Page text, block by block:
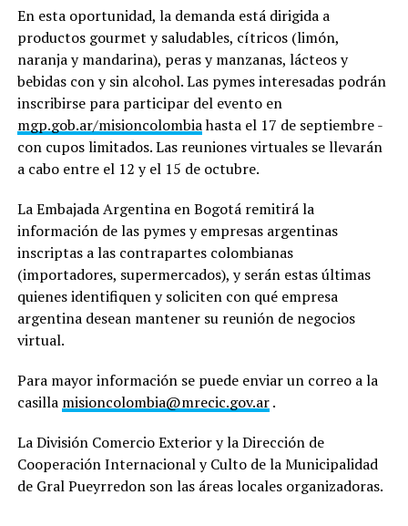
En esta oportunidad, la demanda está dirigida a
productos gourmet y saludables, cítricos (limón,
naranja y mandarina), peras y manzanas, lácteos y
bebidas con y sin alcohol. Las pymes interesadas podrán
inscribirse para participar del evento en
mgp.gob.ar/misioncolombiahasta el 17 de septiembre -
con cupos limitados. Las reuniones virtuales se llevarán
a cabo entre el 12 y el 15 de octubre.
La Embajada Argentina en Bogotá remitirá la
información de las pymes y empresas argentinas
inscriptas a las contrapartes colombianas
(importadores, supermercados), y serán estas últimas
quienes identifiquen y soliciten con qué empresa
argentina desean mantener su reunión de negocios
virtual.
Para mayor información se puede enviar un correo a la
casilla misioncolombia@mrecic.gov.ar.
La División Comercio Exterior y la Dirección de
Cooperación Internacional y Culto de la Municipalidad
de Gral Pueyrredon son las áreas locales organizadoras.